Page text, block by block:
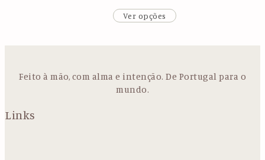
Ver opções
Feito à mão, com alma e intenção. De Portugal para o
mundo.
Links